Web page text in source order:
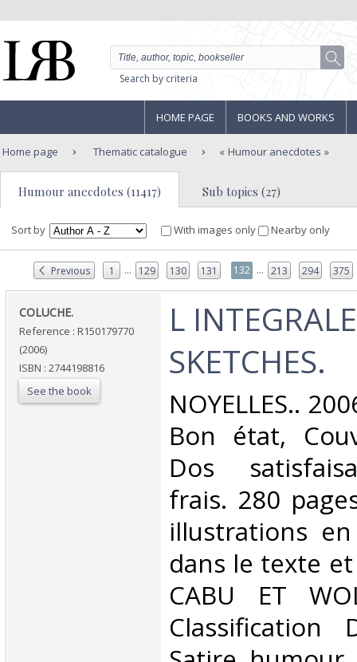
Search by criteria
HOME PAGE BOOKS AND WORKS
Home page Thematic catalogue Humour anecdotes
Humour anecdotes (11417) Sub topics (27)
Sort by With images only Nearby only
Previous 1 ... 129 130 131 132 ... 213 294 375
‎COLUCHE.‎
Reference : R150179770
(2006)
ISBN : 2744198816
See the book
‎L
SKETCHES.‎
‎NOYELLES..
Bon état,
Dos
frais. 280
illustrations
dans le texte
CABU ET
Classification